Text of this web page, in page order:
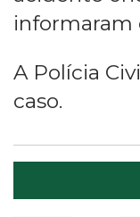
informaram
A Polícia
caso.